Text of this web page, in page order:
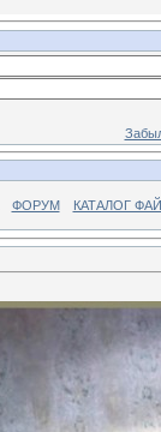
ФОРУМ КАТАЛОГ